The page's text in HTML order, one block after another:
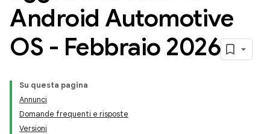
Android Automotive
OS - Febbraio 2026
Su questa pagina
Annunci
Domande frequenti e risposte
Versioni